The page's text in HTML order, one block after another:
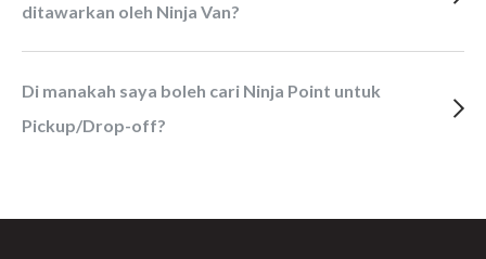
ditawarkan oleh Ninja Van?
Di manakah saya boleh cari Ninja Point untuk
Pickup/Drop-off?